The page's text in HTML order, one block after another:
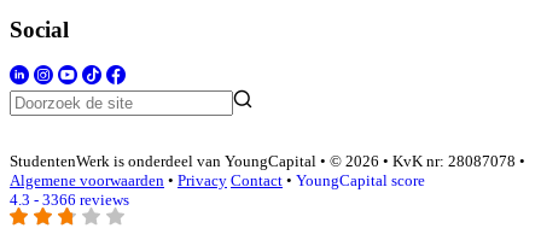
Social
StudentenWerk is onderdeel van YoungCapital • © 2026 • KvK nr: 28087078 •
Algemene voorwaarden • Privacy Contact • YoungCapital score
4.3 - 3366 reviews